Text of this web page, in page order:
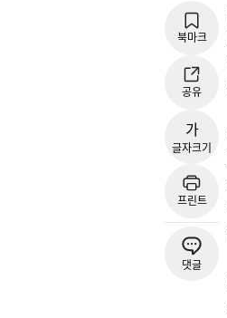
북마크
공유
가
글자크기
프린트
댓글